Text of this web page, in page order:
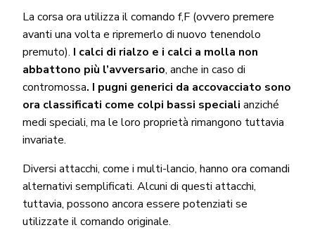
La corsa ora utilizza il comando f,F (ovvero premere
avanti una volta e ripremerlo di nuovo tenendolo
premuto). I calci di rialzo e i calci a molla non
abbattono più l’avversario, anche in caso di
contromossa. I pugni generici da accovacciato sono
ora classificati come colpi bassi speciali anziché
medi speciali, ma le loro proprietà rimangono tuttavia
invariate.
Diversi attacchi, come i multi-lancio, hanno ora comandi
alternativi semplificati. Alcuni di questi attacchi,
tuttavia, possono ancora essere potenziati se
utilizzate il comando originale.